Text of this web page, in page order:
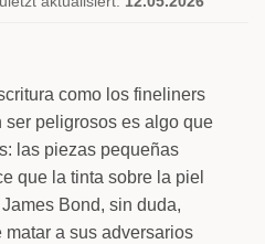
como los fineliners
peligrosos es algo que
las piezas pequeñas
que la tinta sobre la piel
Bond, sin duda,
a sus adversarios